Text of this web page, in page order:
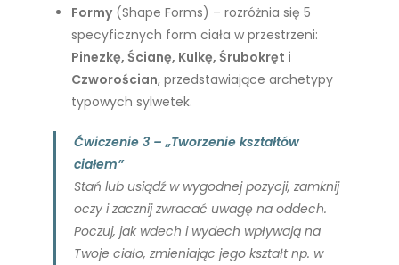
Formy(Shape Forms) – rozróżnia się 5
specyficznych form ciała w przestrzeni:
Pinezkę, Ścianę, Kulkę, Śrubokręt i
Czworościan, przedstawiające archetypy
typowych sylwetek.
Ćwiczenie 3 – „Tworzenie kształtów
ciałem”
Stań lub usiądź w wygodnej pozycji, zamknij
oczy i zacznij zwracać uwagę na oddech.
Poczuj, jak wdech i wydech wpływają na
Twoje ciało, zmieniając jego kształt np. w